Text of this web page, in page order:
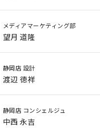
メディアマーケティング部
望月 道隆
静岡店 設計
渡辺 徳祥
静岡店 コンシェルジュ
中西 永吉